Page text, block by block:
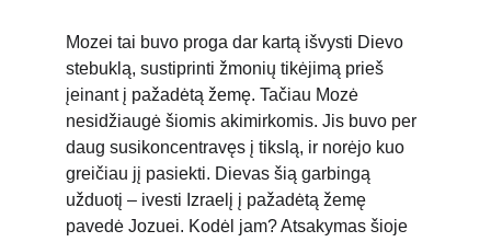
Mozei tai buvo proga dar kartą išvysti Dievo
stebuklą, sustiprinti žmonių tikėjimą prieš
įeinant į pažadėtą žemę. Tačiau Mozė
nesidžiaugė šiomis akimirkomis. Jis buvo per
daug susikoncentravęs į tikslą, ir norėjo kuo
greičiau jį pasiekti. Dievas šią garbingą
užduotį – ivesti Izraelį į pažadėtą žemę
pavedė Jozuei. Kodėl jam? Atsakymas šioje